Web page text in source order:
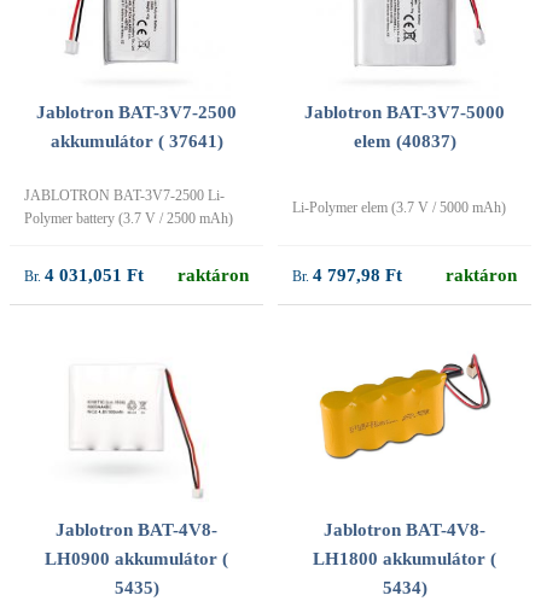
Jablotron BAT-3V7-2500
akkumulátor ( 37641)
JABLOTRON BAT-3V7-2500 Li-
Polymer battery (3.7 V / 2500 mAh)
4 031,051 Ft raktáron
Jablotron BAT-3V7-5000
elem (40837)
Li-Polymer elem (3.7 V / 5000 mAh)
4 797,98 Ft raktáron
Jablotron BAT-4V8-
LH0900 akkumulátor (
5435)
Jablotron BAT-4V8-
LH1800 akkumulátor (
5434)